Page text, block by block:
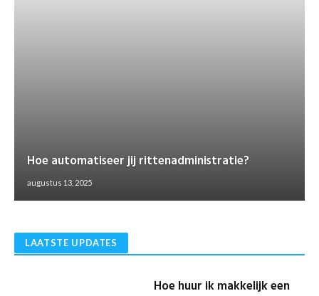
Hoe automatiseer jij rittenadministratie?
augustus 13, 2025
LAATSTE UPDATES
Hoe huur ik makkelijk een